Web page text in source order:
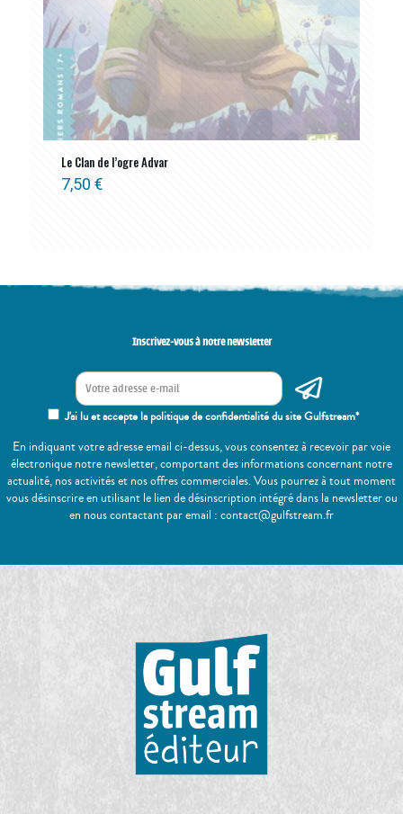
Le Clan de l’ogre Advar
7,50 €
Inscrivez-vous à notre newsletter
J'ai lu et accepte la politique de confidentialité du site Gulfstream*
En indiquant votre adresse email ci-dessus, vous consentez à recevoir par voie
électronique notre newsletter, comportant des informations concernant notre
actualité, nos activités et nos offres commerciales. Vous pourrez à tout moment
vous désinscrire en utilisant le lien de désinscription intégré dans la newsletter ou
en nous contactant par email : contact@gulfstream.fr